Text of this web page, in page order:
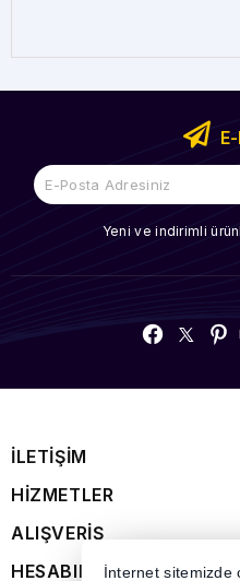
Yeni ve indirimli
İLETİŞİM
HİZMETLER
ALIŞVERİŞ
HESABIM
İnternet sitemizde